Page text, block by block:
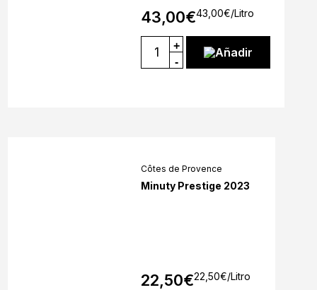
43,00€43,00€/Litro
+
-
Añadir
Côtes de Provence
Minuty Prestige 2023
22,50€22,50€/Litro